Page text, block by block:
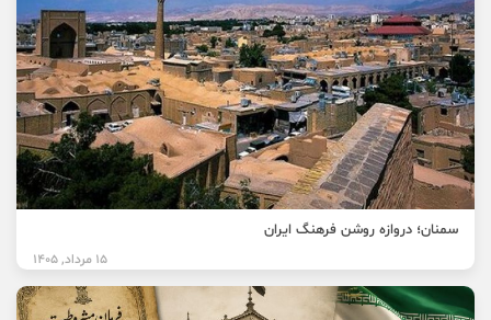
سمنان؛ دروازه روشن فرهنگ ایران
15 مرداد, 1405